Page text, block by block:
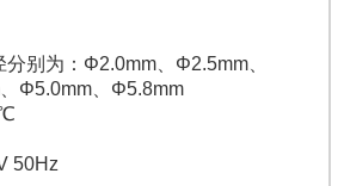
别为：Φ2.0mm、Φ2.5mm、
Φ5.0mm、Φ5.8mm
50Hz